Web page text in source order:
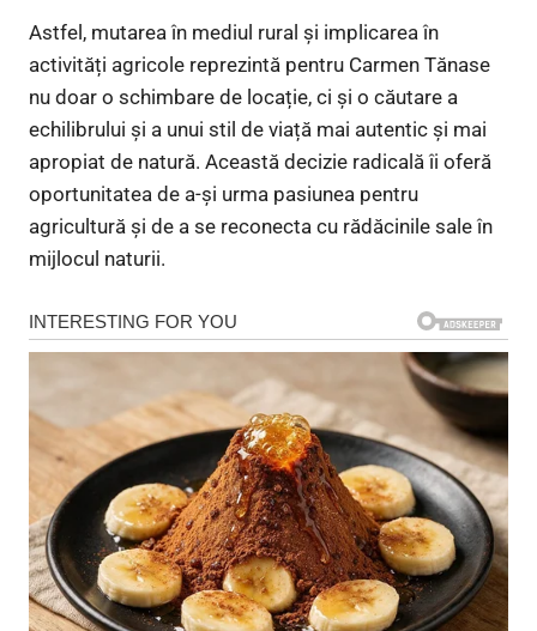
Astfel, mutarea în mediul rural și implicarea în
activități agricole reprezintă pentru Carmen Tănase
nu doar o schimbare de locație, ci și o căutare a
echilibrului și a unui stil de viață mai autentic și mai
apropiat de natură. Această decizie radicală îi oferă
oportunitatea de a-și urma pasiunea pentru
agricultură și de a se reconecta cu rădăcinile sale în
mijlocul naturii.